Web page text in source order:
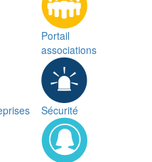
Portail
associations
Sécurité